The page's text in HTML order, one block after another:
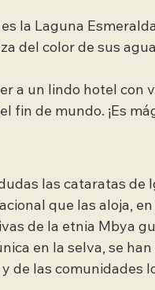
la Laguna
del color de sus
a un lindo hotel con
fin de mundo. ¡Es
las cataratas de
que las aloja,
de la etnia Mbya
en la selva, se
de las comunidades